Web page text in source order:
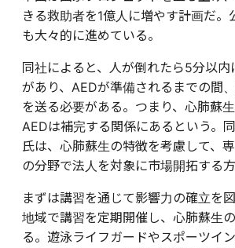
きる救助者を1億人に増やす計画だ
も大々的に進めている。
同社によると、人が倒れたら5分以
があり、AEDが準備されるまでの間
を送る必要がある。つまり、心肺蘇
AEDは補完する関係にあるという。
氏は、心肺蘇生の特徴を考慮して、
の分野で法人を対象に市場開拓する
まずは講習を通じて影響力の確立を
地域で講習を定期開催し、心肺蘇生
る。遊泳ライフガードやスポーツイ